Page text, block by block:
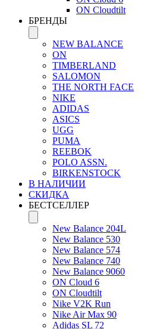
ON Cloudtilt
БРЕНДЫ
NEW BALANCE
ON
TIMBERLAND
SALOMON
THE NORTH FACE
NIKE
ADIDAS
ASICS
UGG
PUMA
REEBOK
POLO ASSN.
BIRKENSTOCK
В НАЛИЧИИ
СКИДКА
БЕСТСЕЛЛЕР
New Balance 204L
New Balance 530
New Balance 574
New Balance 740
New Balance 9060
ON Cloud 6
ON Cloudtilt
Nike V2K Run
Nike Air Max 90
Adidas SL 72